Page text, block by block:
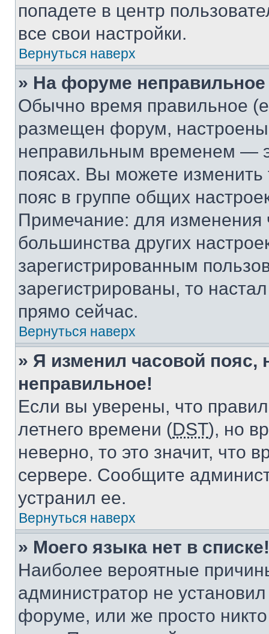
попадете в центр
все свои настройки.
Вернуться наверх
» На форуме
Обычно время правильное
размещен форум, настроены
неправильным временем —
поясах. Вы можете изменить
пояс в группе общих
Примечание: для изменения
большинства других
зарегистрированным
зарегистрированы, то
прямо сейчас.
Вернуться наверх
» Я изменил часовой пояс,
неправильное!
Если вы уверены, что
летнего времени (DST), но
неверно, то это значит, что
сервере. Сообщите
устранил ее.
Вернуться наверх
» Моего языка нет в списке!
Наиболее вероятные
администратор не
форуме, или же просто